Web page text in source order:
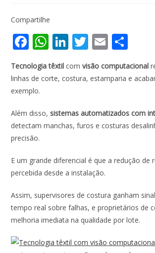
Compartilhe
F
ac
e
b
o
o
k
W
h
at
A
p
Li
k
n
T
w
itt
E
ai
l
h
ar
Tecnologia têxtil comvisão computacional
linhas de corte, costura, estamparia e
exemplo.
Além disso,sistemas automatizados com
detectam manchas, furos e costuras
precisão.
E um grande diferencial é que a redução de
percebida desde a instalação.
Assim, supervisores de costura ganham
tempo real sobre falhas, e proprietários de
melhoria imediata na qualidade por lote.